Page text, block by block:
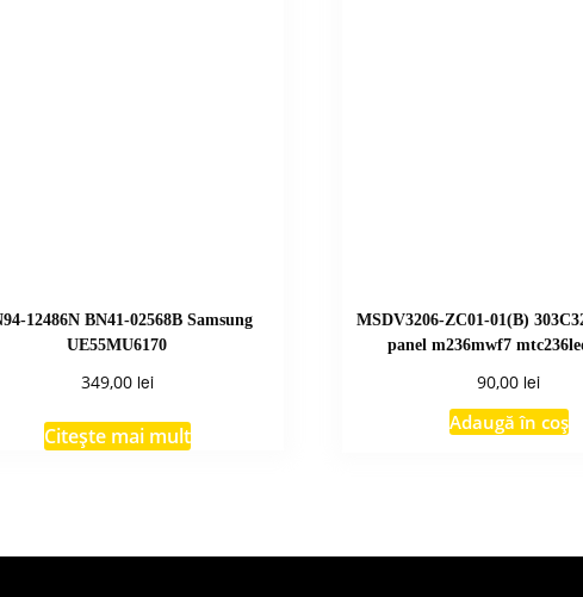
12486N BN41-02568B Samsung
UE55MU6170
349,00 lei
Citește mai mult
MSDV3206-ZC01-01(B)
panel m236mwf7
90,00 lei
Adaugă în coș